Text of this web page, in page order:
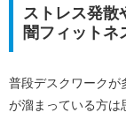
ストレス発散
闇フィットネ
普段デスクワークが
が溜まっている方は